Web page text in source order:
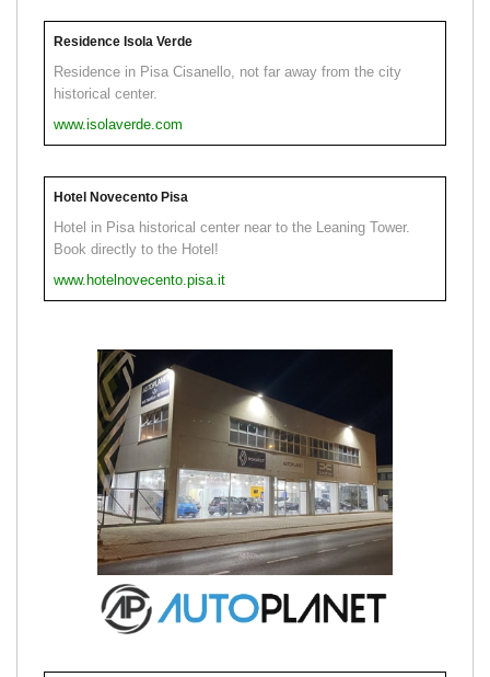
Residence Isola Verde
Residence in Pisa Cisanello, not far away from the city
historical center.
www.isolaverde.com
Hotel Novecento Pisa
Hotel in Pisa historical center near to the Leaning Tower.
Book directly to the Hotel!
www.hotelnovecento.pisa.it